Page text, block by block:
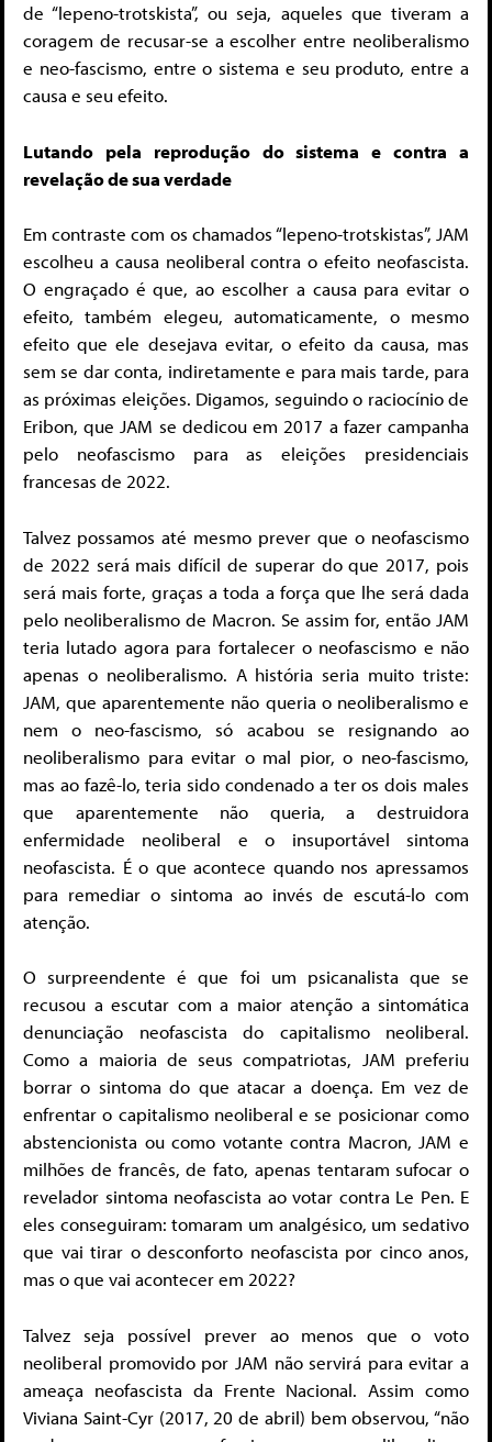
de “lepeno-trotskista”, ou seja, aqueles que tiveram a
coragem de recusar-se a escolher entre neoliberalismo
e neo-fascismo, entre o sistema e seu produto, entre a
causa e seu efeito.
Lutando pela reprodução do sistema e contra a
revelação de sua verdade
Em contraste com os chamados “lepeno-trotskistas”, JAM
escolheu a causa neoliberal contra o efeito neofascista.
O engraçado é que, ao escolher a causa para evitar o
efeito, também elegeu, automaticamente, o mesmo
efeito que ele desejava evitar, o efeito da causa, mas
sem se dar conta, indiretamente e para mais tarde, para
as próximas eleições. Digamos, seguindo o raciocínio de
Eribon, que JAM se dedicou em 2017 a fazer campanha
pelo neofascismo para as eleições presidenciais
francesas de 2022.
Talvez possamos até mesmo prever que o neofascismo
de 2022 será mais difícil de superar do que 2017, pois
será mais forte, graças a toda a força que lhe será dada
pelo neoliberalismo de Macron. Se assim for, então JAM
teria lutado agora para fortalecer o neofascismo e não
apenas o neoliberalismo. A história seria muito triste:
JAM, que aparentemente não queria o neoliberalismo e
nem o neo-fascismo, só acabou se resignando ao
neoliberalismo para evitar o mal pior, o neo-fascismo,
mas ao fazê-lo, teria sido condenado a ter os dois males
que aparentemente não queria, a destruidora
enfermidade neoliberal e o insuportável sintoma
neofascista. É o que acontece quando nos apressamos
para remediar o sintoma ao invés de escutá-lo com
atenção.
O surpreendente é que foi um psicanalista que se
recusou a escutar com a maior atenção a sintomática
denunciação neofascista do capitalismo neoliberal.
Como a maioria de seus compatriotas, JAM preferiu
borrar o sintoma do que atacar a doença. Em vez de
enfrentar o capitalismo neoliberal e se posicionar como
abstencionista ou como votante contra Macron, JAM e
milhões de francês, de fato, apenas tentaram sufocar o
revelador sintoma neofascista ao votar contra Le Pen. E
eles conseguiram: tomaram um analgésico, um sedativo
que vai tirar o desconforto neofascista por cinco anos,
mas o que vai acontecer em 2022?
Talvez seja possível prever ao menos que o voto
neoliberal promovido por JAM não servirá para evitar a
ameaça neofascista da Frente Nacional. Assim como
Viviana Saint-Cyr (2017, 20 de abril) bem observou, “não